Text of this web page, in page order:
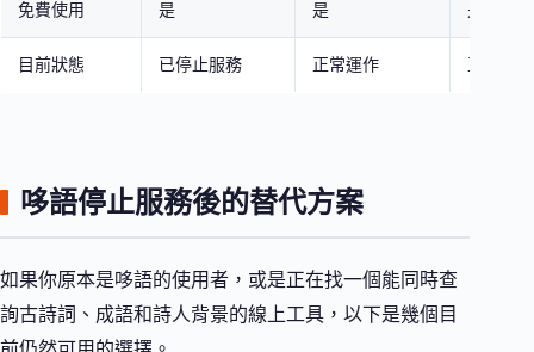
免費使用 是 是 是（開
目前狀態 已停止服務 正常運作
哆語停止服務後的替代方案
如果你原本是哆語的使用者，或是正在找一個能同時查
詢古詩詞、成語和詩人背景的線上工具，以下是幾個目